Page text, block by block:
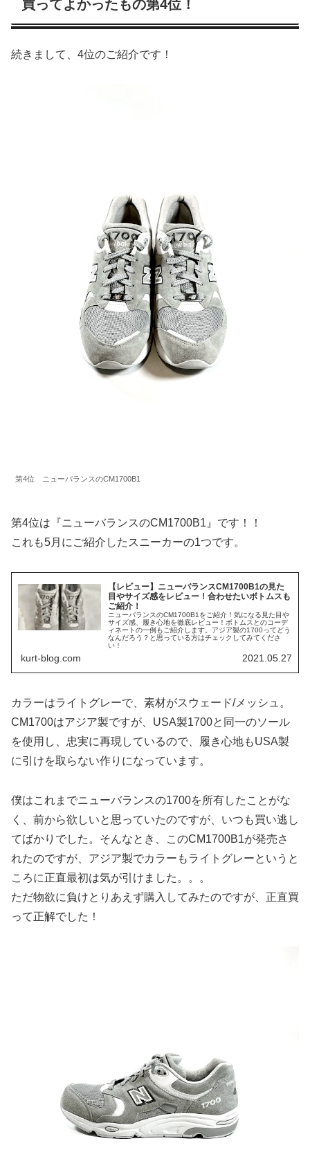
買ってよかったもの第4位！
続きまして、4位のご紹介です！
第4位 ニューバランスのCM1700B1
第4位は『ニューバランスのCM1700B1』です！！
これも5月にご紹介したスニーカーの1つです。
【レビュー】ニューバランスCM1700B1の見た
目やサイズ感をレビュー！合わせたいボトムスも
ご紹介！
ニューバランスのCM1700B1をご紹介！気になる見た目や
サイズ感、履き心地を徹底レビュー！ボトムスとのコーデ
ィネートの一例もご紹介します。アジア製の1700ってどう
なんだろう？と思っている方はチェックしてみてくださ
い！
kurt-blog.com 2021.05.27
カラーはライトグレーで、素材がスウェード/メッシュ。
CM1700はアジア製ですが、USA製1700と同一のソール
を使用し、忠実に再現しているので、履き心地もUSA製
に引けを取らない作りになっています。
僕はこれまでニューバランスの1700を所有したことがな
く、前から欲しいと思っていたのですが、いつも買い逃し
てばかりでした。そんなとき、このCM1700B1が発売さ
れたのですが、アジア製でカラーもライトグレーというと
ころに正直最初は気が引けました。。。
ただ物欲に負けとりあえず購入してみたのですが、正直買
って正解でした！